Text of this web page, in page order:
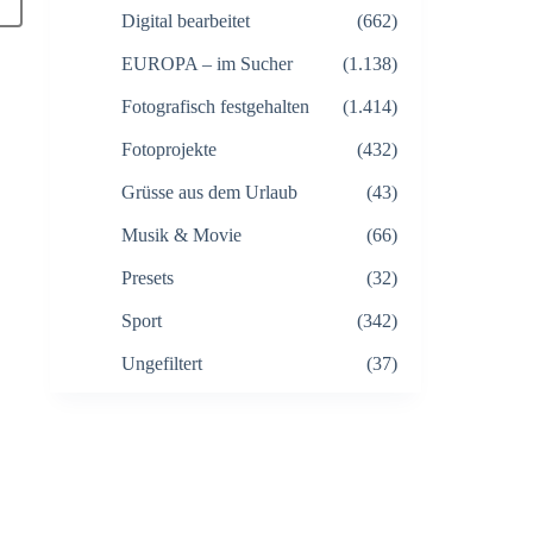
Digital bearbeitet (662)
EUROPA – im Sucher (1.138)
Fotografisch festgehalten (1.414)
Fotoprojekte (432)
Grüsse aus dem Urlaub (43)
Musik & Movie (66)
Presets (32)
Sport (342)
Ungefiltert (37)